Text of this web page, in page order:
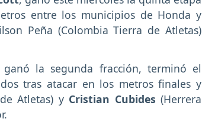
entre los municipios de Honda y
Peña (Colombia Tierra de Atletas)
la segunda fracción, terminó el
tras atacar en los metros finales y
Atletas) y Cristian Cubides(Herrera